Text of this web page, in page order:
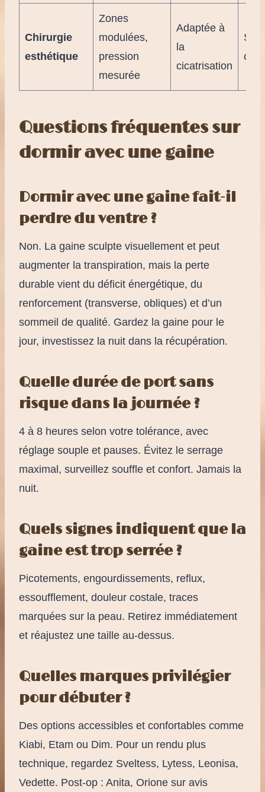
Chirurgie
esthétique
Zones
modulées,
pression
mesurée
Adaptée à
la
cicatrisation
Questions fréquentes sur
dormir avec une gaine
Dormir avec une gaine fait-il
perdre du ventre ?
Non. La gaine sculpte visuellement et peut
augmenter la transpiration, mais la perte
durable vient du déficit énergétique, du
renforcement (transverse, obliques) et d’un
sommeil de qualité. Gardez la gaine pour le
jour, investissez la nuit dans la récupération.
Quelle durée de port sans
risque dans la journée ?
4 à 8 heures selon votre tolérance, avec
réglage souple et pauses. Évitez le serrage
maximal, surveillez souffle et confort. Jamais la
nuit.
Quels signes indiquent que la
gaine est trop serrée ?
Picotements, engourdissements, reflux,
essoufflement, douleur costale, traces
marquées sur la peau. Retirez immédiatement
et réajustez une taille au-dessus.
Quelles marques privilégier
pour débuter ?
Des options accessibles et confortables comme
Kiabi, Etam ou Dim. Pour un rendu plus
technique, regardez Sveltess, Lytess, Leonisa,
Vedette. Post-op : Anita, Orione sur avis